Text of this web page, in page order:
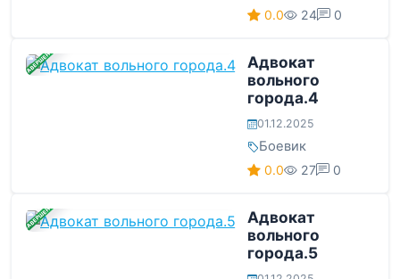
0.0 24 0
ЗАВЕРШЕНА
Адвокат
вольного
города.4
01.12.2025
Боевик
0.0 27 0
ЗАВЕРШЕНА
Адвокат
вольного
города.5